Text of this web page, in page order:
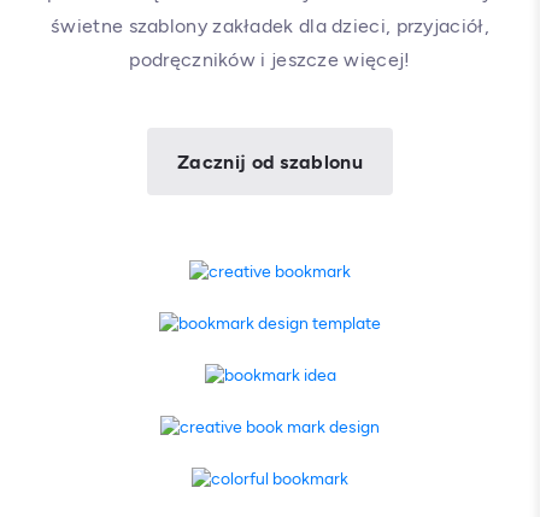
świetne szablony zakładek dla dzieci, przyjaciół,
podręczników i jeszcze więcej!
Zacznij od szablonu